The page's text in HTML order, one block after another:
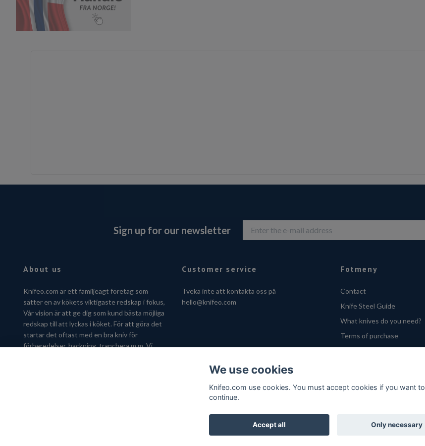
Sign up for our newsletter
About us
Knifeo.com är ett familjeägt företag som
sätter en av kökets viktigaste redskap i fokus,
Vår vision är att ge dig som kund bästa möjliga
redskap till att lyckas i köket. För att göra det
startar det oftast med en bra kniv för
förberedelser, hackning, tranchera m.m. Vi
Customer service
Tveka inte att kontakta oss på
hello@knifeo.com
Fotmeny
Contact
Knife Steel Guide
What knives do you need?
Terms of purchase
We use cookies
Knifeo.com use cookies. You must accept cookies if you want to
continue.
Accept all Only necessary